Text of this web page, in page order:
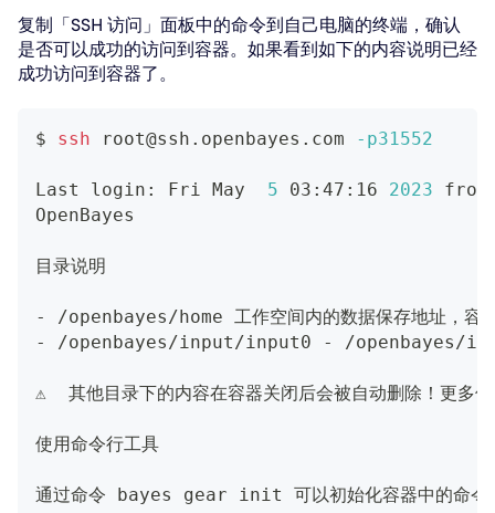
复制「SSH 访问」面板中的命令到自己电脑的终端，确认
是否可以成功的访问到容器。如果看到如下的内容说明已经
成功访问到容器了。
$ ssh root@ssh.openbayes.com -p31552
Last login: Fri May 5 03:47:16 2023
OpenBayes
目录说明
- /openbayes/home 工作空间内的数据保存地址，容器
- /openbayes/input/input0 - /openbayes/input/
⚠️  其他目录下的内容在容器关闭后会被自动删除！
使用命令行工具
通过命令 bayes gear init 可以初始化容器中的